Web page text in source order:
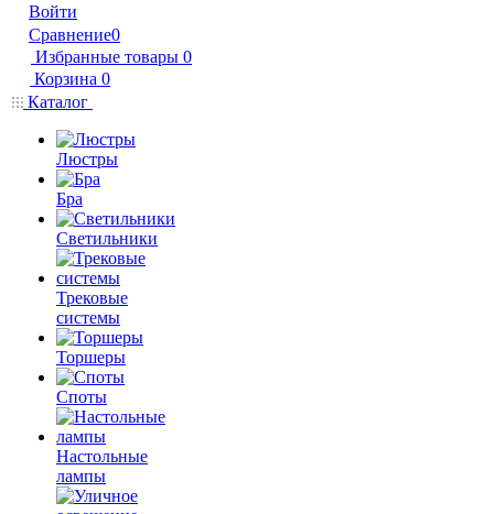
Войти
Сравнение0
Избранные товары 0
Корзина 0
Каталог
Люстры
Бра
Светильники
Трековые
системы
Торшеры
Споты
Настольные
лампы